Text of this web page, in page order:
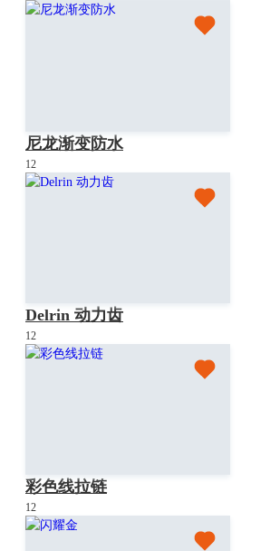
尼龙渐变防水
12
Delrin 动力齿
12
彩色线拉链
12